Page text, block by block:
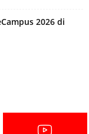
2026 di